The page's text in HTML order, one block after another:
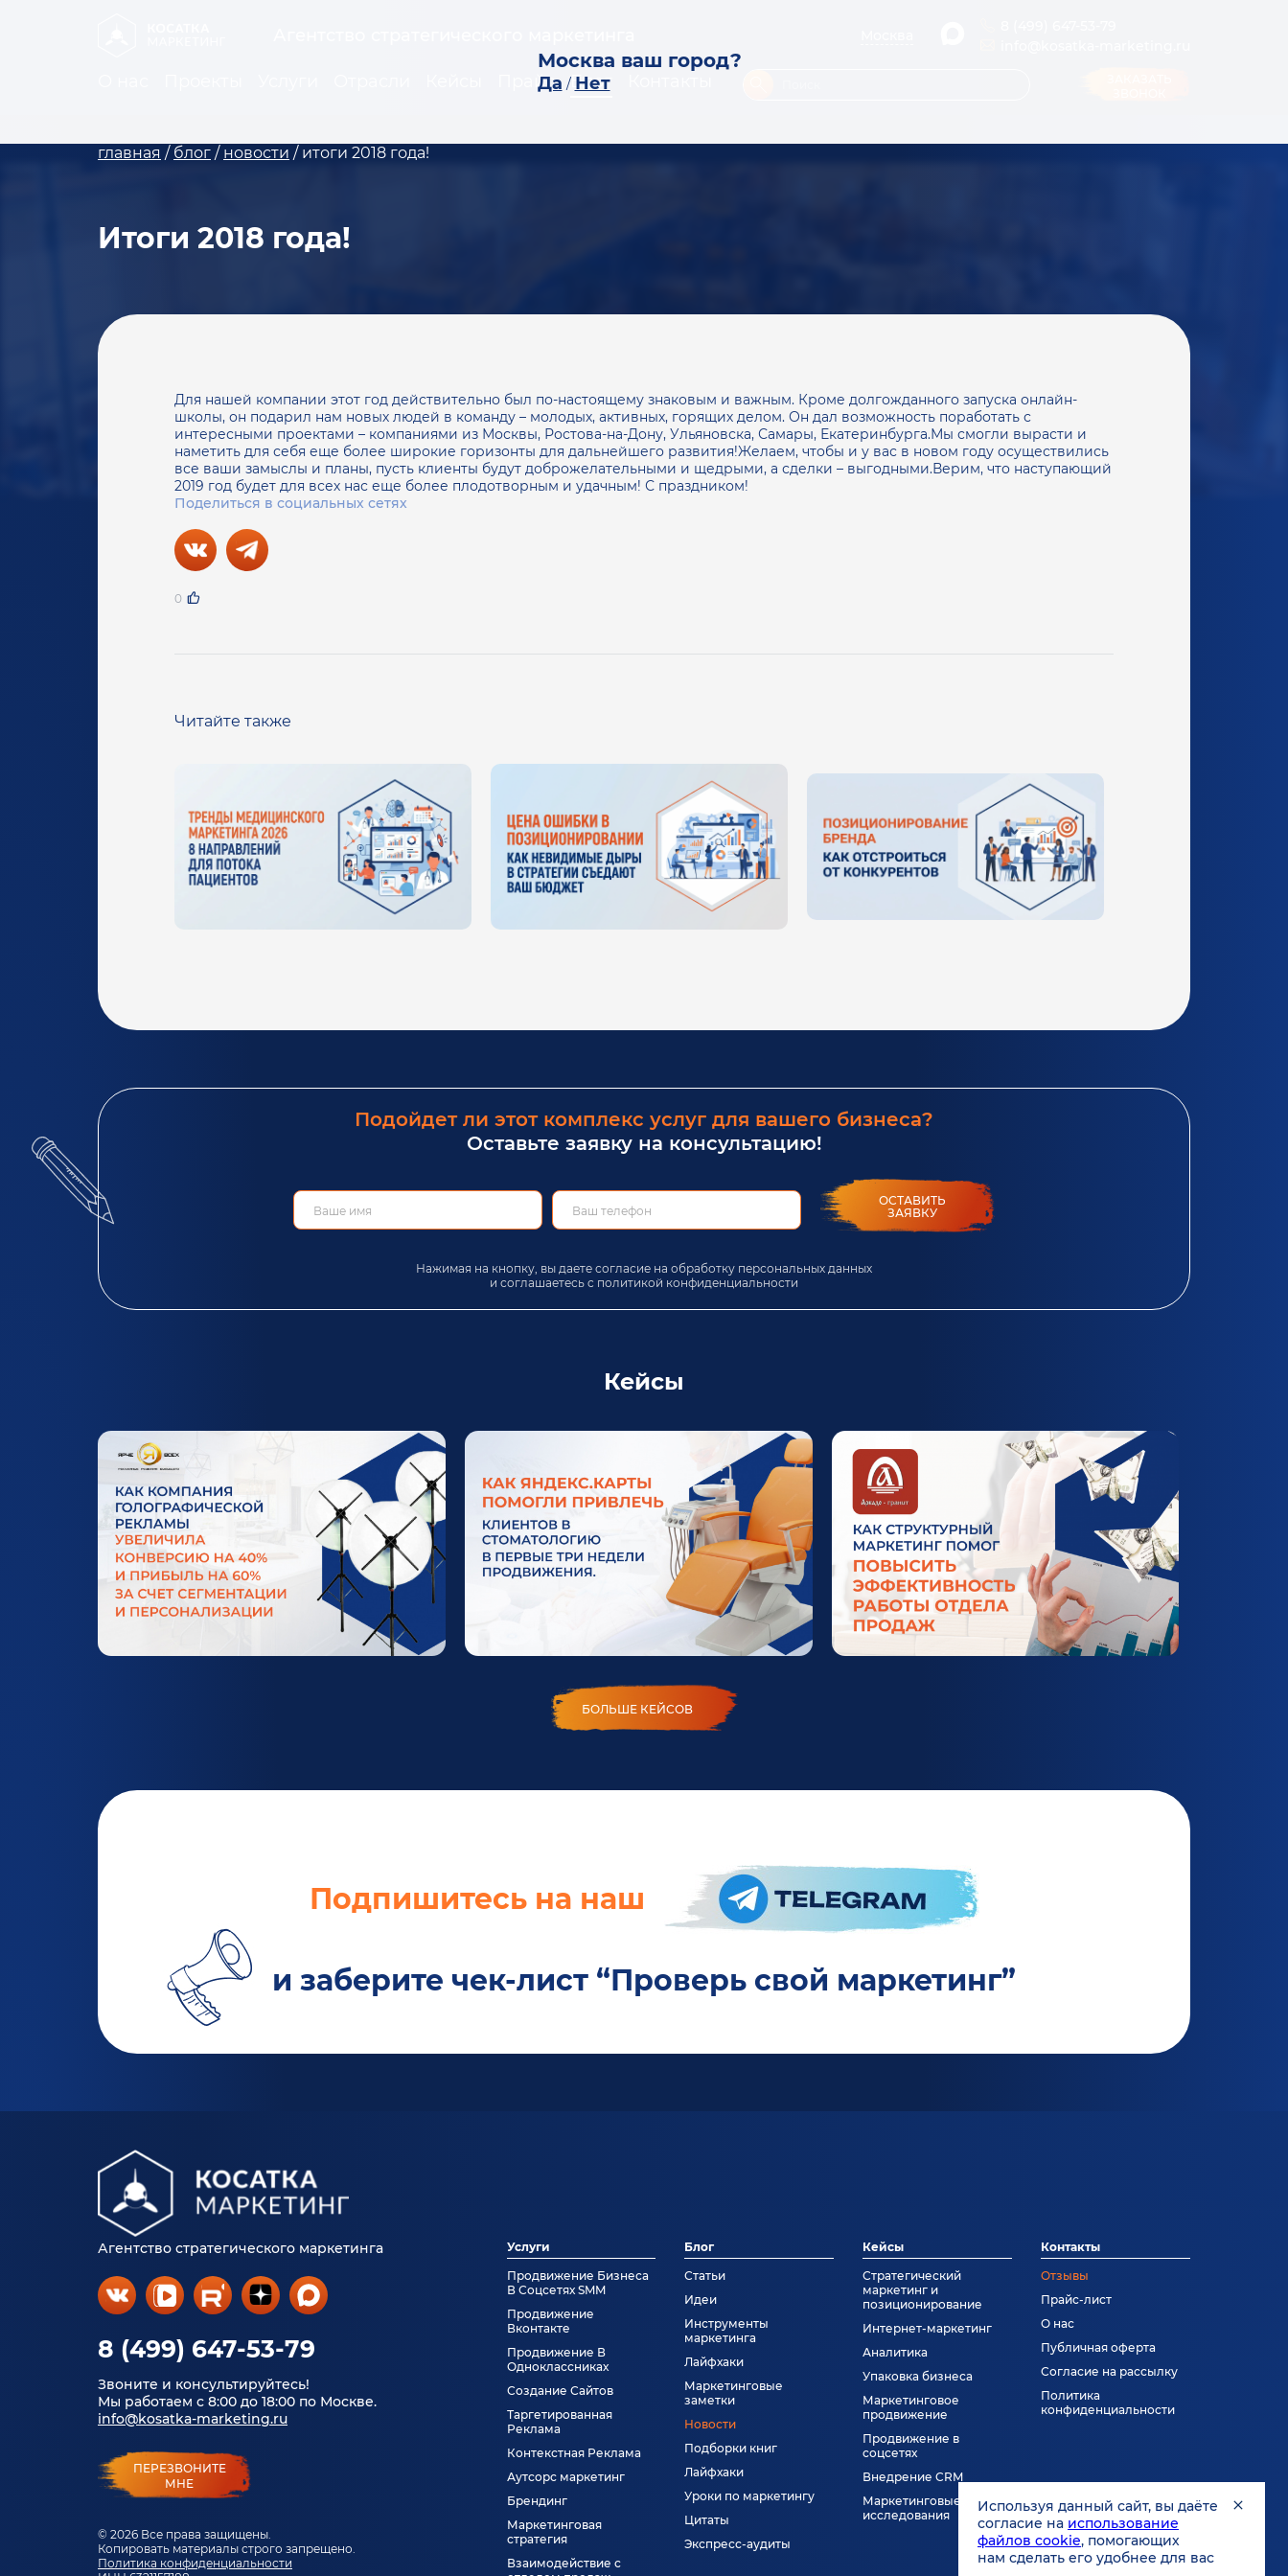
Москва ваш город?
Да / Нет
Прайс Блог
главная / блог / новости / итоги 2018 года!
Итоги 2018 года!
Для нашей компании этот год действительно был по-настоящему знаковым и важным. Кроме долгожданного запуска онлайн-
школы, он подарил нам новых людей в команду – молодых, активных, горящих делом. Он дал возможность поработать с
интересными проектами – компаниями из Москвы, Ростова-на-Дону, Ульяновска, Самары, Екатеринбурга.Мы смогли вырасти и
наметить для себя еще более широкие горизонты для дальнейшего развития!Желаем, чтобы и у вас в новом году осуществились
все ваши замыслы и планы, пусть клиенты будут доброжелательными и щедрыми, а сделки – выгодными.Верим, что наступающий
2019 год будет для всех нас еще более плодотворным и удачным! С праздником!
Поделиться в социальных сетях
0
Читайте также
Подойдет ли этот комплекс услуг для вашего бизнеса?
Оставьте заявку на консультацию!
ОСТАВИТЬ
ЗАЯВКУ
Нажимая на кнопку, вы даете согласие на обработку персональных данных
и соглашаетесь c политикой конфиденциальности
Кейсы
БОЛЬШЕ КЕЙСОВ
Подпишитесь на наш
и заберите чек-лист “Проверь свой маркетинг”
Агентство стратегического маркетинга
8 (499) 647-53-79
Звоните и консультируйтесь!
Мы работаем с 8:00 до 18:00 по Москве.
info@kosatka-marketing.ru
ПЕРЕЗВОНИТЕ
МНЕ
© 2026 Все права защищены.
Копировать материалы строго запрещено.
Политика конфиденциальности
Услуги
Продвижение Бизнеса
В Соцсетях SMM
Продвижение
Вконтакте
Продвижение В
Одноклассниках
Создание Сайтов
Таргетированная
Реклама
Контекстная Реклама
Аутсорс маркетинг
Брендинг
Маркетинговая
стратегия
Взаимодействие с
Блог
Статьи
Идеи
Инструменты
маркетинга
Лайфхаки
Маркетинговые
заметки
Новости
Подборки книг
Лайфхаки
Уроки по маркетингу
Цитаты
Экспресс-аудиты
Кейсы
Стратегический
маркетинг и
позиционирование
Интернет-маркетинг
Аналитика
Упаковка бизнеса
Маркетинговое
продвижение
Продвижение в
соцсетях
Внедрение CRM
Маркетинговые
исследования
Контакты
Отзывы
Прайс-лист
О нас
Публичная оферта
Согласие на рассылку
Политика
конфиденциальности
Используя данный сайт, вы даёте
согласие на использование
файлов cookie, помогающих
нам сделать его удобнее для вас